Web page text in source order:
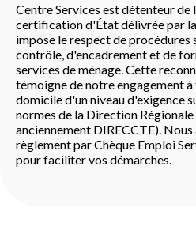
Centre Services est détenteur de
certification d'État délivrée par
impose le respect de
contrôle, d'encadrement et de
services de ménage. Cette
témoigne de notre engagement
domicile d'un niveau d'exigence
normes de la Direction
anciennement DIRECCTE).
règlement par Chèque Emploi
pour faciliter vos démarches.